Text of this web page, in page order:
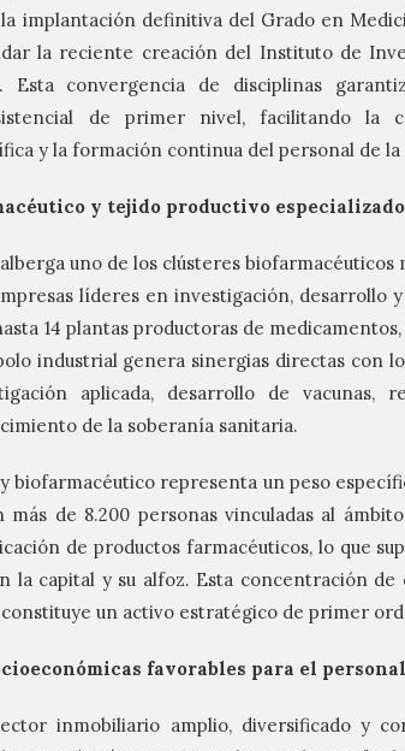
implantación definitiva del Grado en
la reciente creación del Instituto de
Esta convergencia de disciplinas
de primer nivel, facilitando la
y la formación continua del personal de la
y tejido productivo
uno de los clústeres biofarmacéuticos
líderes en investigación, desarrollo
14 plantas productoras de
industrial genera sinergias directas con
aplicada, desarrollo de vacunas,
de la soberanía sanitaria.
biofarmacéutico representa un peso
más de 8.200 personas vinculadas al
de productos farmacéuticos, lo que
la capital y su alfoz. Esta concentración
un activo estratégico de primer
favorables para el
inmobiliario amplio, diversificado y